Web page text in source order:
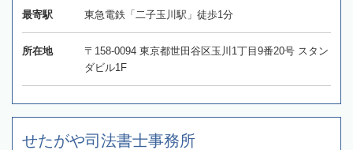
最寄駅 東急電鉄「二子玉川駅」徒歩1分
所在地
〒158-0094 東京都世田谷区玉川1丁目9番20号 スタン
ダビル1F
せたがや司法書士事務所